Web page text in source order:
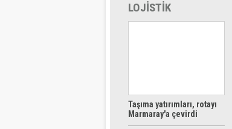
LOJİSTİK
Taşıma yatırımları, rotayı
Marmaray'a çevirdi